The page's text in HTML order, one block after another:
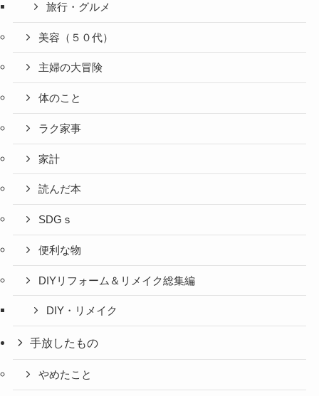
旅行・グルメ
美容（５０代）
主婦の大冒険
体のこと
ラク家事
家計
読んだ本
SDGｓ
便利な物
DIYリフォーム＆リメイク総集編
DIY・リメイク
手放したもの
やめたこと